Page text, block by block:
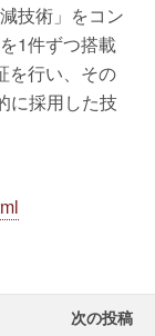
技術」をコン
1件ずつ搭載
を行い、その
に採用した技
次の投稿